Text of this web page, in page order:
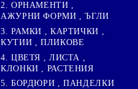
2. ОРНАМЕНТИ ,
АЖУРНИ ФОРМИ , ЪГЛИ
3. РАМКИ , КАРТИЧКИ ,
КУТИИ , ПЛИКОВЕ
4. ЦВЕТЯ , ЛИСТА ,
КЛОНКИ , РАСТЕНИЯ
5. БОРДЮРИ , ПАНДЕЛКИ